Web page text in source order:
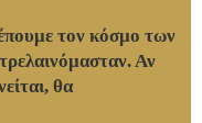
τον κόσμο των
Αν
θα